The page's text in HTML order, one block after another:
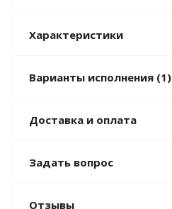
Характеристики
Варианты исполнения (1)
Доставка и оплата
Задать вопрос
Отзывы